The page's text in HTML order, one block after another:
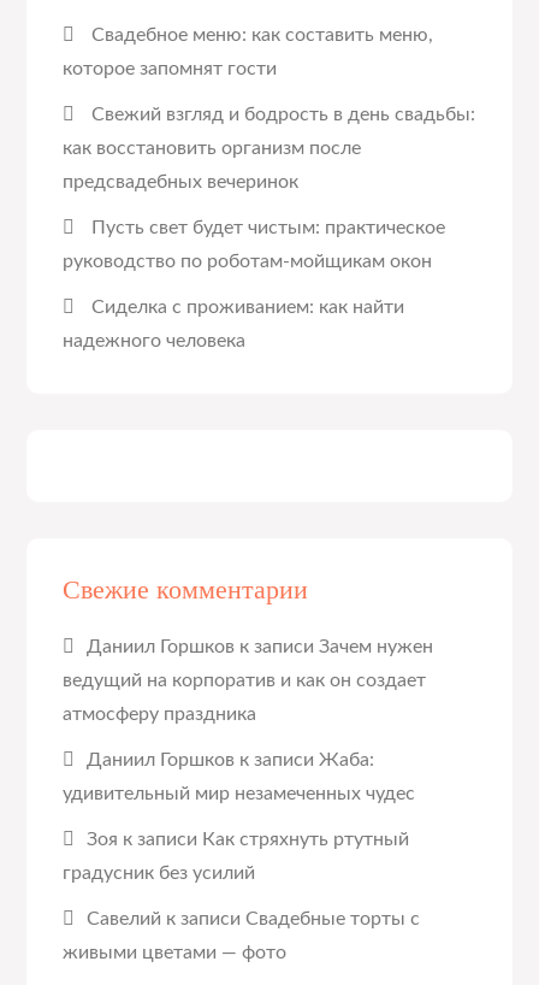
Свадебное меню: как составить меню,
которое запомнят гости
Свежий взгляд и бодрость в день свадьбы:
как восстановить организм после
предсвадебных вечеринок
Пусть свет будет чистым: практическое
руководство по роботам-мойщикам окон
Сиделка с проживанием: как найти
надежного человека
Свежие комментарии
Даниил Горшков к записиЗачем нужен
ведущий на корпоратив и как он создает
атмосферу праздника
Даниил Горшков к записиЖаба:
удивительный мир незамеченных чудес
Зоя к записи Как стряхнуть ртутный
градусник без усилий
Савелий к записиСвадебные торты с
живыми цветами — фото